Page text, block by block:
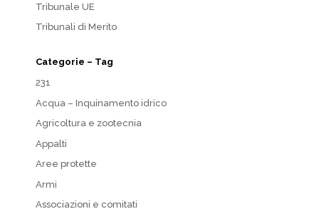
Tribunale UE
Tribunali di Merito
Categorie – Tag
231
Acqua – Inquinamento idrico
Agricoltura e zootecnia
Appalti
Aree protette
Armi
Associazioni e comitati